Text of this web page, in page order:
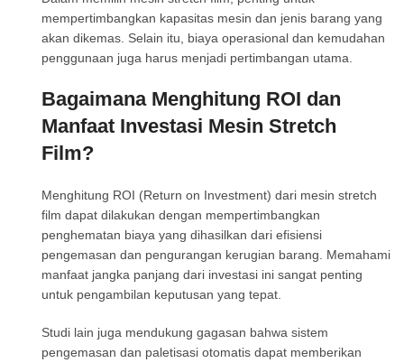
mempertimbangkan kapasitas mesin dan jenis barang yang
akan dikemas. Selain itu, biaya operasional dan kemudahan
penggunaan juga harus menjadi pertimbangan utama.
Bagaimana Menghitung ROI dan
Manfaat Investasi Mesin Stretch
Film?
Menghitung ROI (Return on Investment) dari mesin stretch
film dapat dilakukan dengan mempertimbangkan
penghematan biaya yang dihasilkan dari efisiensi
pengemasan dan pengurangan kerugian barang. Memahami
manfaat jangka panjang dari investasi ini sangat penting
untuk pengambilan keputusan yang tepat.
Studi lain juga mendukung gagasan bahwa sistem
pengemasan dan paletisasi otomatis dapat memberikan